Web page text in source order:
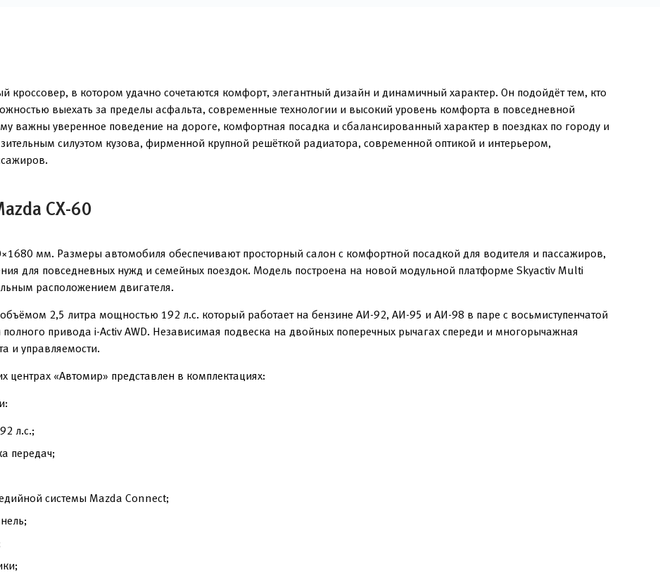
в котором удачно сочетаются комфорт, элегантный дизайн и динамичный характер. Он подойдёт тем, кто
выехать за пределы асфальта, современные технологии и высокий уровень комфорта в повседневной
важны уверенное поведение на дороге, комфортная посадка и сбалансированный характер в поездках по городу и
силуэтом кузова, фирменной крупной решёткой радиатора, современной оптикой и интерьером,
CX-60
мм. Размеры автомобиля обеспечивают просторный салон с комфортной посадкой для водителя и пассажиров,
для повседневных нужд и семейных поездок. Модель построена на новой модульной платформе Skyactiv Multi
расположением двигателя.
2,5 литра мощностью 192 л.с. который работает на бензине АИ-92, АИ-95 и АИ-98 в паре с восьмиступенчатой
привода i-Activ AWD. Независимая подвеска на двойных поперечных рычагах спереди и многорычажная
и управляемости.
«Автомир» представлен в комплектациях:
л.с.;
передач;
системы Mazda Connect;